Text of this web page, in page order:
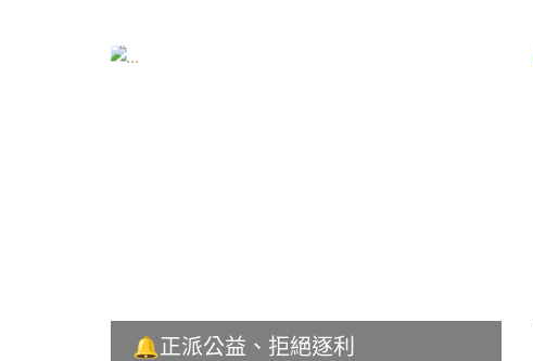
🔔正派公益、拒絕逐利